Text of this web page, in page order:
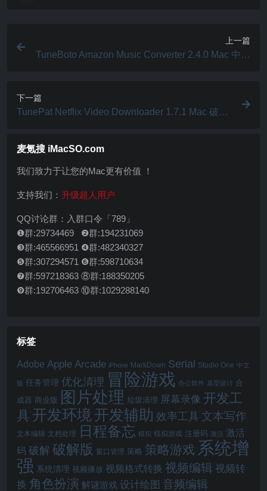
上一篇
TuneBoto Amazon Music Converter 2.4.0 Mac 中文
下一篇
TunePat Netflix Video Downloader 1.7.1 Mac 破解
麦氪搜 iMacSO.com
我们致力于让您的Mac更有价值 ！
支持我们： 升级超人用户
QQ讨论群：入群口令「789」
❶群:29734469 ❷群:194231069
❸群:465566951 ❹群:482340327
❺群:307294571 ❻群:598710634
❼群:597218363 ⑧群:188350205
❾群:192706463 ⑩群:1029288140
标签
Adobe Apple Arcade iPhone MarkDown Serial Studio One 中文
版 任务管理 优化清理 冒险游戏 办公软件 原型设计 合
成器 商业版 图片处理 垃圾清理 屏幕录像 开发工
具 开发环境 开发辅助 效率工具 文本写作
文本编辑 文档处理 日程备忘 模拟 模拟游戏 注册码 激活 激活
码 破解 破解版 窗口管理 策略 策略游戏 系统增
强 系统清理 视频播放 视频格式转换 视频编辑 视频转
换 角色扮演 解谜游戏 设计绘图 音频编辑